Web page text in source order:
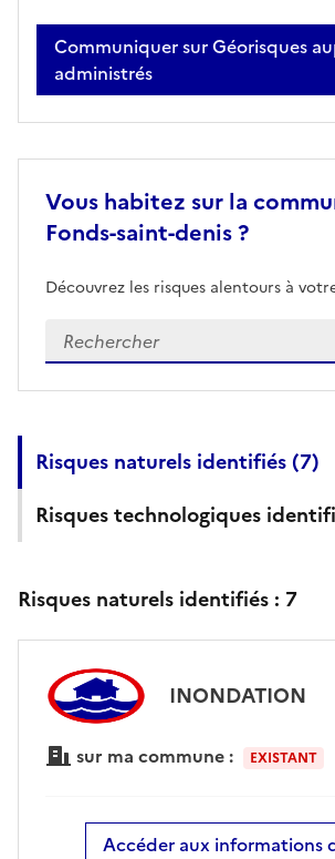
Communiquer sur Géorisques
administrés
Vous habitez sur la
Fonds-saint-denis ?
Découvrez les risques alentours à
Veuillez renseigner votre adresse
Risques naturels identifiés (7)
Risques technologiques
Risques naturels identifiés : 7
INONDATION
sur ma commune : EXISTANT
Accéder aux informations